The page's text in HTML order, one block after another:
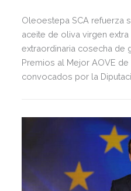
Oleoestepa SCA refuerza
aceite de oliva virgen
extraordinaria cosecha de
Premios al Mejor AOVE
convocados por la